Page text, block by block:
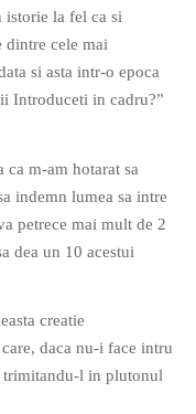
istorie la fel ca si
dintre cele mai
si asta intr-o epoca
Introduceti in cadru?”
ca m-am hotarat sa
indemn lumea sa intre
petrece mai mult de 2
dea un 10 acestui
creatie
daca nu-i face intru
trimitandu-l in plutonul